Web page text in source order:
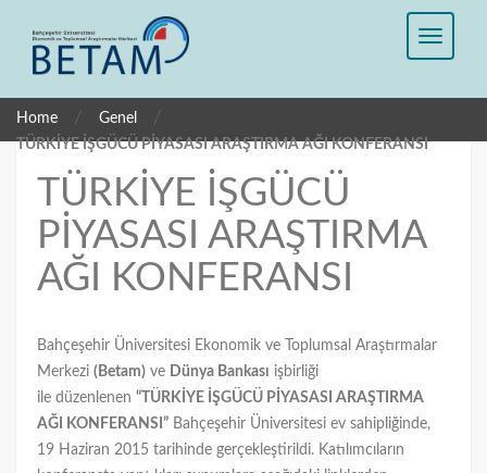
Home / Genel /
TÜRKİYE İŞGÜCÜ PİYASASI ARAŞTIRMA AĞI KONFERANSI
TÜRKİYE İŞGÜCÜ
PİYASASI ARAŞTIRMA
AĞI KONFERANSI
Bahçeşehir Üniversitesi Ekonomik ve Toplumsal Araştırmalar
Merkezi (Betam) ve Dünya Bankası işbirliği
ile düzenlenen “TÜRKİYE İŞGÜCÜ PİYASASI ARAŞTIRMA
AĞI KONFERANSI” Bahçeşehir Üniversitesi ev sahipliğinde,
19 Haziran 2015 tarihinde gerçekleştirildi. Katılımcıların